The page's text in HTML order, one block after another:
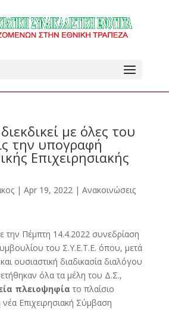
με όλες του
την υπογραφή
Επιχειρησιακής
| Apr 19, 2022| Ανακοινώσεις
την Πέμπτη 14.4.2022 συνεδρίαση
του Σ.Υ.Ε.Τ.Ε. όπου, μετά
ουσιαστική διαδικασία διαλόγου
όλα τα μέλη του Δ.Σ.,
πλειοψηφία το πλαίσιο
νέα Επιχειρησιακή Σύμβαση